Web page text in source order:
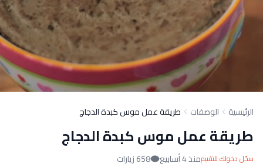
الرئيسية الوصفات طريقة عمل موس كبدة الدجاج
طريقة عمل موس كبدة الدجاج
سجّل دخولك للتقييممنذ 4 أسابيع 658 زيارات